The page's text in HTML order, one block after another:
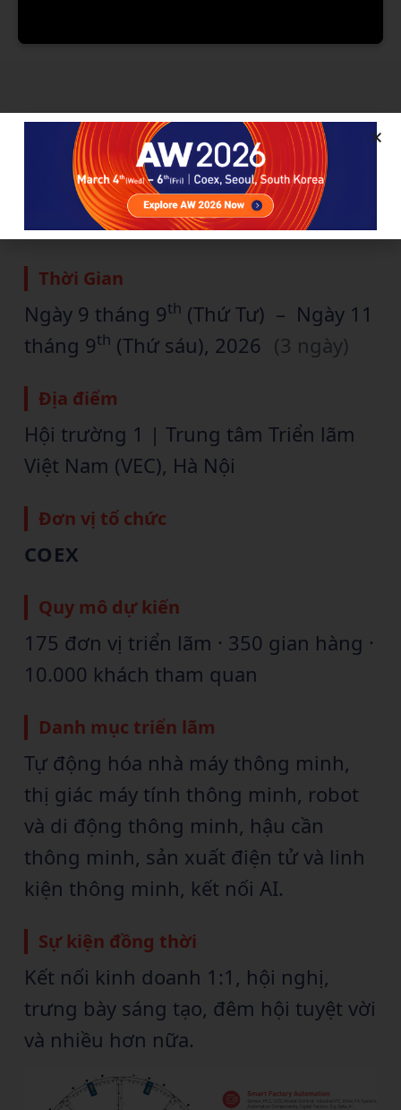
TỔNG QUAN VỀ CHƯƠNG TRÌNH
Chức Vụ
Triển lãm Tự động hóa Thế giới Việt
Nam 2026
Thời Gian
Ngày 9 tháng 9th (Thứ Tư) – Ngày 11
tháng 9th (Thứ sáu), 2026 (3 ngày)
Địa điểm
Hội trường 1 | Trung tâm Triển lãm
Việt Nam (VEC), Hà Nội
Đơn vị tổ chức
COEX
Quy mô dự kiến
175 đơn vị triển lãm · 350 gian hàng ·
10.000 khách tham quan
Danh mục triển lãm
Tự động hóa nhà máy thông minh,
thị giác máy tính thông minh, robot
và di động thông minh, hậu cần
thông minh, sản xuất điện tử và linh
kiện thông minh, kết nối AI.
Sự kiện đồng thời
Kết nối kinh doanh 1:1, hội nghị,
trưng bày sáng tạo, đêm hội tuyệt vời
và nhiều hơn nữa.